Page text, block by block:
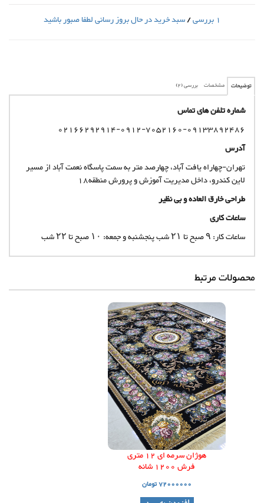
1 بررسی /سبد خرید در حال بروز رسانی لطفا صبور باشید
توضیحات مشخصات بررسی (2)
شماره تلفن های تماس
02166292914-0912-7052160-09133892486
آدرس
تهران-چهاراه یافت آباد، چهارصد متر به سمت پاسگاه نعمت آباد از مسیر
لاین کندرو، داخل مدیریت آموزش و پرورش منطقه18
طراحی خارق العاده و بی نظیر
ساعات کاری
ساعات کار: ۹ صبح تا ۲۱ شب پنجشنبه و جمعه: ۱۰ صبح تا ۲۲ شب
محصولات مرتبط
هوژان سرمه ای 12 متری
فرش 1200 شانه
72000000 تومان
علوی
علوی